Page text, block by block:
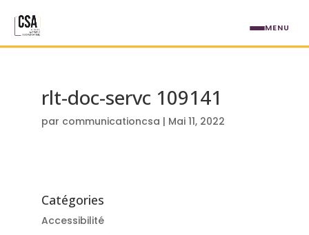
rlt-doc-servc 109141
par communicationcsa | Mai 11, 2022
Catégories
Accessibilité
MENU